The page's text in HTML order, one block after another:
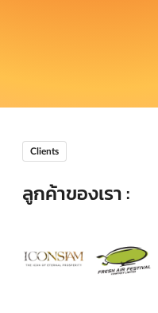
Clients
ลูกค้าของเรา :